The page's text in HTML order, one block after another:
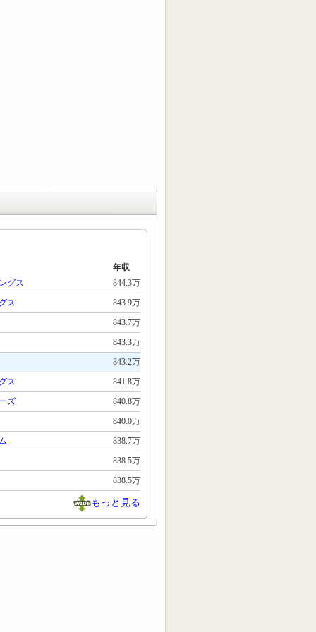
年収
グス
844.3万
ス
843.9万
843.7万
843.3万
843.2万
ス
841.8万
ズ
840.8万
840.0万
838.7万
838.5万
838.5万
もっと見る